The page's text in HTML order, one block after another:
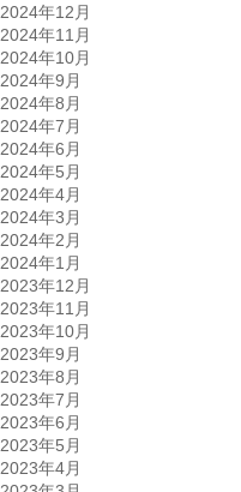
2024年12月
2024年11月
2024年10月
2024年9月
2024年8月
2024年7月
2024年6月
2024年5月
2024年4月
2024年3月
2024年2月
2024年1月
2023年12月
2023年11月
2023年10月
2023年9月
2023年8月
2023年7月
2023年6月
2023年5月
2023年4月